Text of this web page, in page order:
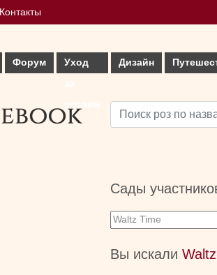
Контакты
Форум
Уход
Дизайн
Сады
Вы искали